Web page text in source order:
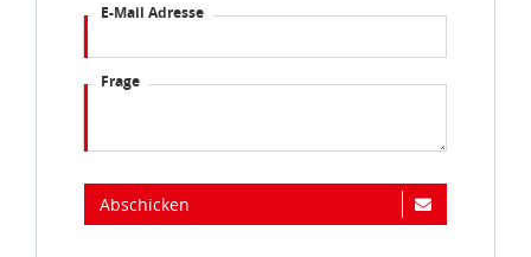
E-Mail Adresse
Frage
Abschicken